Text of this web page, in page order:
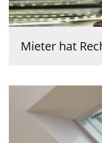
Mieter hat